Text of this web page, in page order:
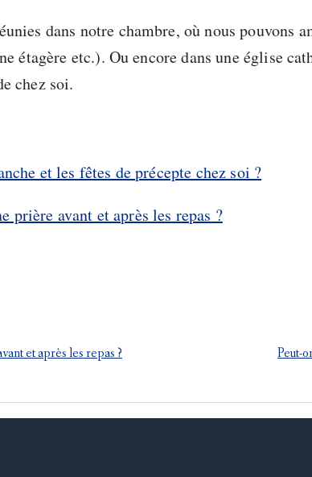
dans notre chambre, où nous pouvons
étagère etc.). Ou encore dans une église
chez soi.
et les fêtes de précepte chez soi ?
avant et après les repas ?
et après les repas ? Peut-